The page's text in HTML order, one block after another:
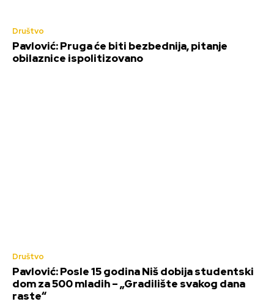
Društvo
Pavlović: Pruga će biti bezbednija, pitanje
obilaznice ispolitizovano
Društvo
Pavlović: Posle 15 godina Niš dobija studentski
dom za 500 mladih – „Gradilište svakog dana
raste“